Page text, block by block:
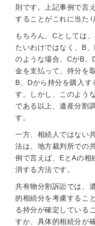
則です。上記事例で言
することがこれに当た
もちろん、Cとしては
たいわけではなく、B
のような場合、CがB
金を支払って、持分を
B、Dから持分を購入
す。しかし、このよう
である以上、遺産分割
す。
一方、相続人ではない
法は、地方裁判所での
例で言えば、EとAの相
消する方法です。
共有物分割訴訟では、
的相続分を考慮するこ
る持分が確定している
すか、具体的相続分が